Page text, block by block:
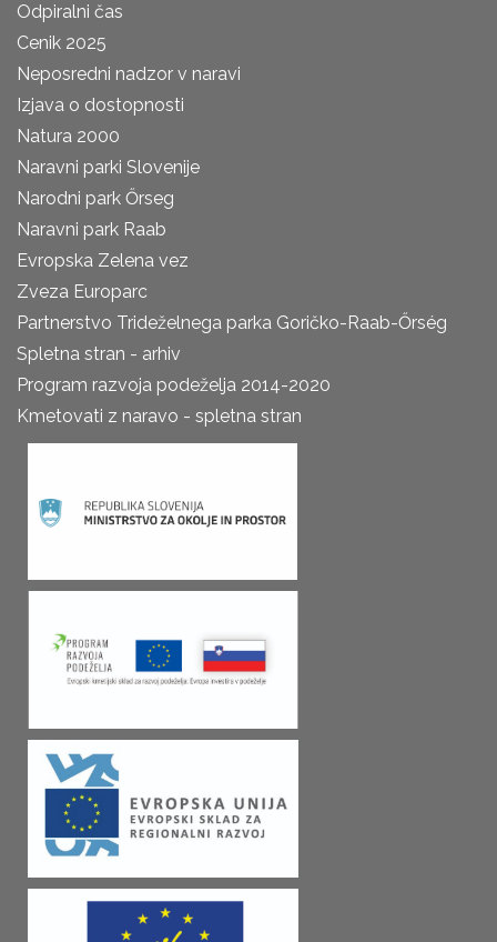
Odpiralni čas
Cenik 2025
Neposredni nadzor v naravi
Izjava o dostopnosti
Natura 2000
Naravni parki Slovenije
Narodni park Őrseg
Naravni park Raab
Evropska Zelena vez
Zveza Europarc
Partnerstvo Trideželnega parka Goričko-Raab-Őrség
Spletna stran - arhiv
Program razvoja podeželja 2014-2020
Kmetovati z naravo - spletna stran